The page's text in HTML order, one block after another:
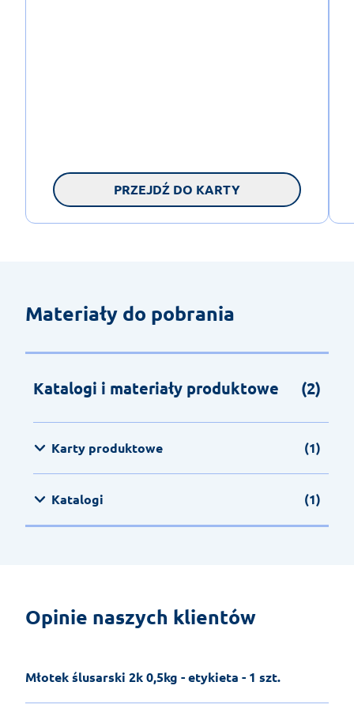
PRZEJDŹ DO KARTY
Materiały do pobrania
Katalogi i materiały produktowe (2)
Karty produktowe (1)
Katalogi (1)
Opinie naszych klientów
Młotek ślusarski 2k 0,5kg - etykieta - 1 szt.